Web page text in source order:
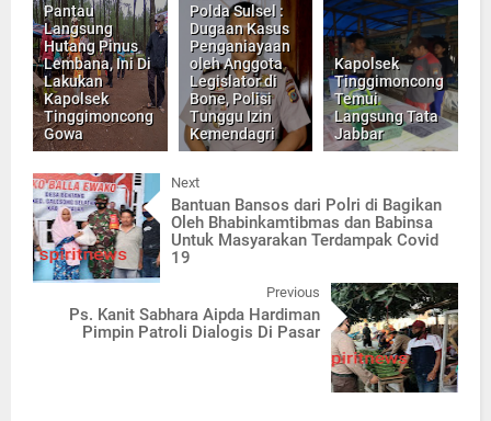
Pantau
Langsung
Hutang Pinus
Lembana, Ini Di
Lakukan
Kapolsek
Tinggimoncong
Gowa
Polda Sulsel :
Dugaan Kasus
Penganiayaan
oleh Anggota
Legislator di
Bone, Polisi
Tunggu Izin
Kemendagri
Kapolsek
Tinggimoncong
Temui
Langsung Tata
Jabbar
Next
Bantuan Bansos dari Polri di Bagikan
Oleh Bhabinkamtibmas dan Babinsa
Untuk Masyarakan Terdampak Covid
19
Previous
Ps. Kanit Sabhara Aipda Hardiman
Pimpin Patroli Dialogis Di Pasar